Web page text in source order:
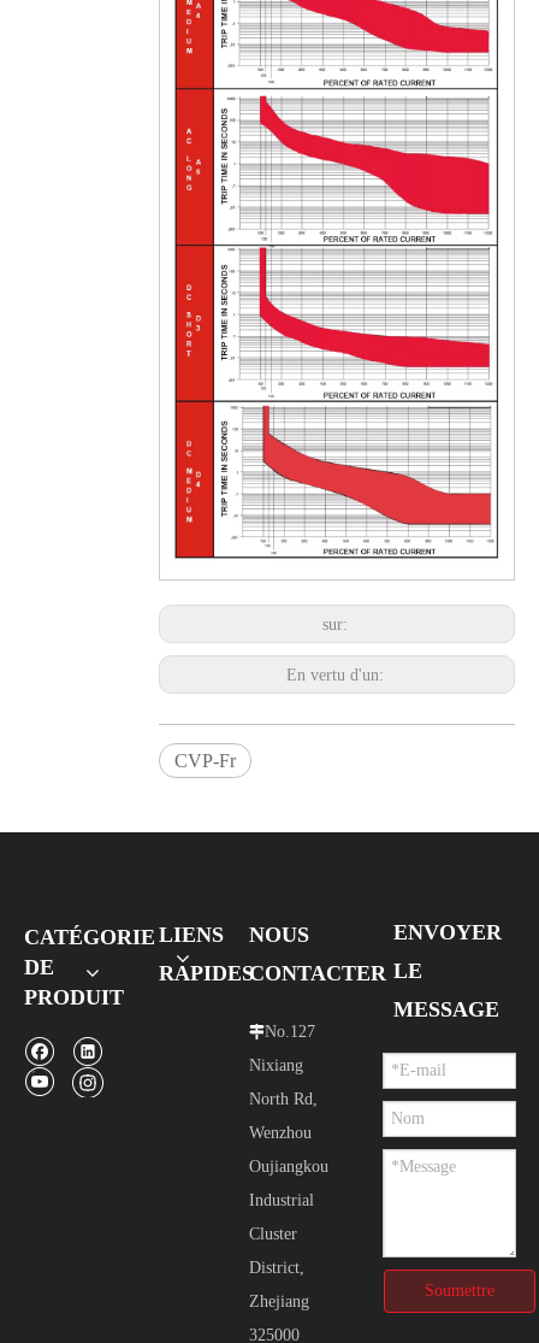
CVP-FR Disjoncteur magnétique hydraulique Actionneur à longue poignée par pôle avec goujon M6 et barrières terminales 2P
sur:
En vertu d'un:
CVP-Fr
CATÉGORIE
DE
PRODUIT
LIENS
RAPIDES
NOUS
CONTACTER
No.127
Nixiang
North Rd,
Wenzhou
Oujiangkou
Industrial
Cluster
District,
Zhejiang
325000
ENVOYER
LE
MESSAGE
Soumettre